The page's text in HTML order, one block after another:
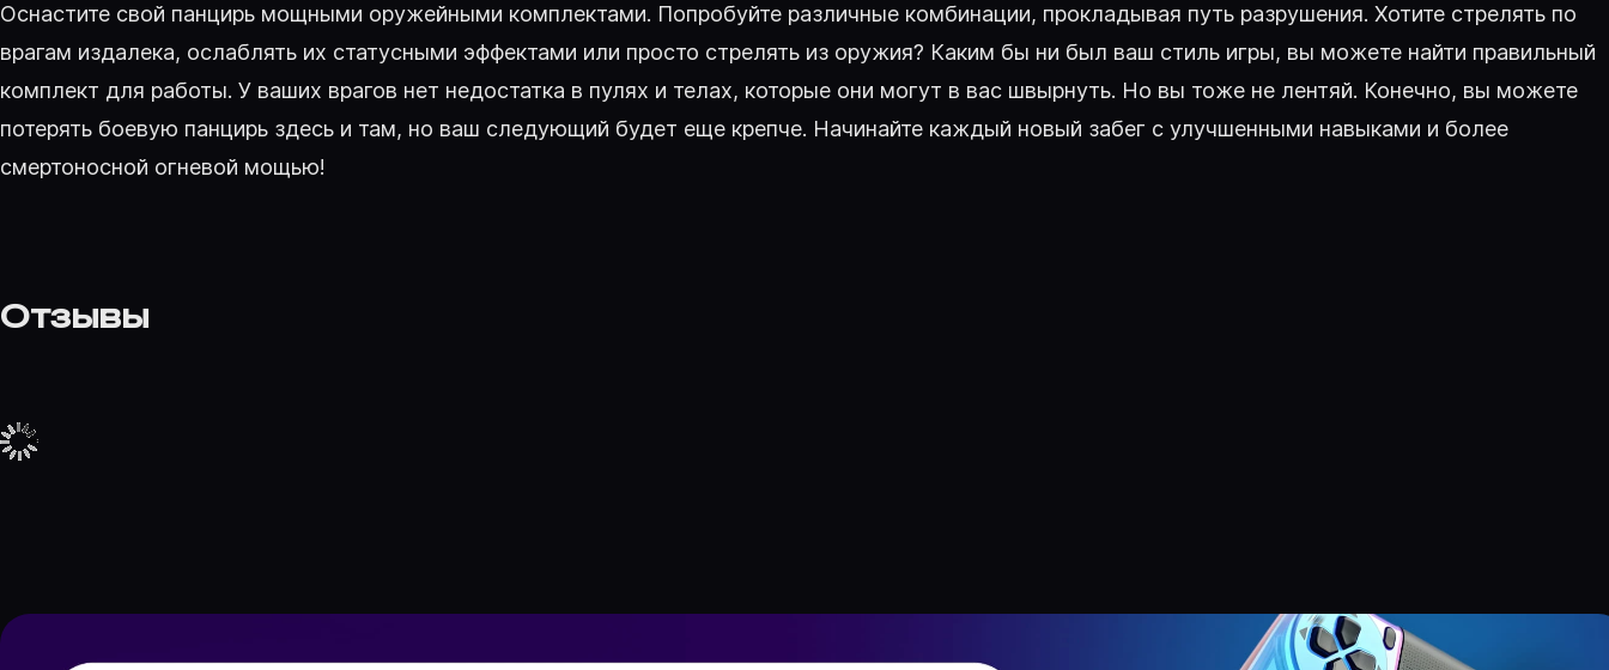
Оснастите свой панцирь мощными оружейными комплектами. Попробуйте различные комбинации, прокладывая путь разрушения. Хотите стрелять по
врагам издалека, ослаблять их статусными эффектами или просто стрелять из оружия? Каким бы ни был ваш стиль игры, вы можете найти правильный
комплект для работы. У ваших врагов нет недостатка в пулях и телах, которые они могут в вас швырнуть. Но вы тоже не лентяй. Конечно, вы можете
потерять боевую панцирь здесь и там, но ваш следующий будет еще крепче. Начинайте каждый новый забег с улучшенными навыками и более
смертоносной огневой мощью!
Отзывы